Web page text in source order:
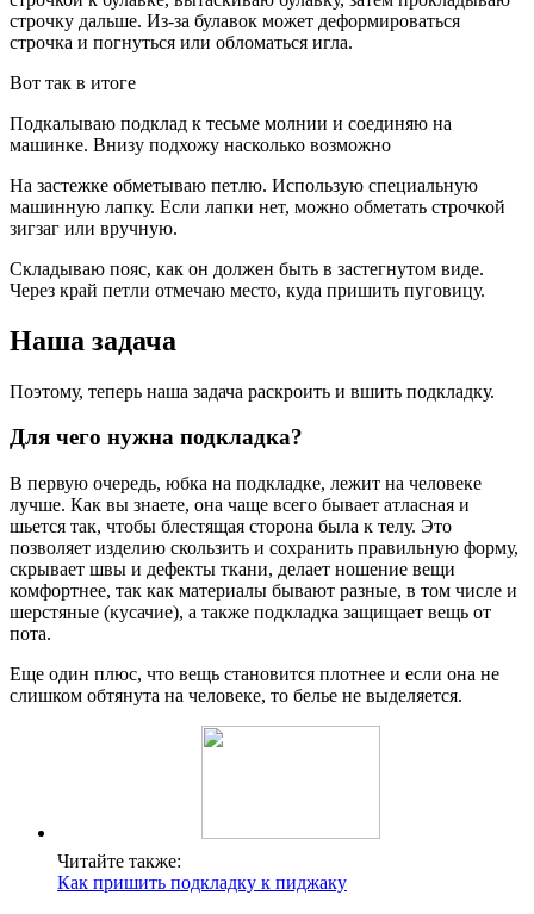
строчку дальше. Из-за булавок может деформироваться
строчка и погнуться или обломаться игла.
Вот так в итоге
Подкалываю подклад к тесьме молнии и соединяю на
машинке. Внизу подхожу насколько возможно
На застежке обметываю петлю. Использую специальную
машинную лапку. Если лапки нет, можно обметать строчкой
зигзаг или вручную.
Складываю пояс, как он должен быть в застегнутом виде.
Через край петли отмечаю место, куда пришить пуговицу.
Наша задача
Поэтому, теперь наша задача раскроить и вшить подкладку.
Для чего нужна подкладка?
В первую очередь, юбка на подкладке, лежит на человеке
лучше. Как вы знаете, она чаще всего бывает атласная и
шьется так, чтобы блестящая сторона была к телу. Это
позволяет изделию скользить и сохранить правильную форму,
скрывает швы и дефекты ткани, делает ношение вещи
комфортнее, так как материалы бывают разные, в том числе и
шерстяные (кусачие), а также подкладка защищает вещь от
пота.
Еще один плюс, что вещь становится плотнее и если она не
слишком обтянута на человеке, то белье не выделяется.
Читайте также:
Как пришить подкладку к пиджаку